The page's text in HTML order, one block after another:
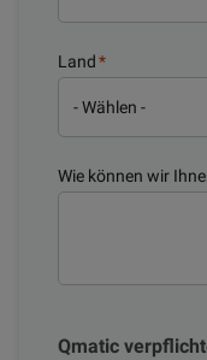
Land*
Wie können wir
Qmatic